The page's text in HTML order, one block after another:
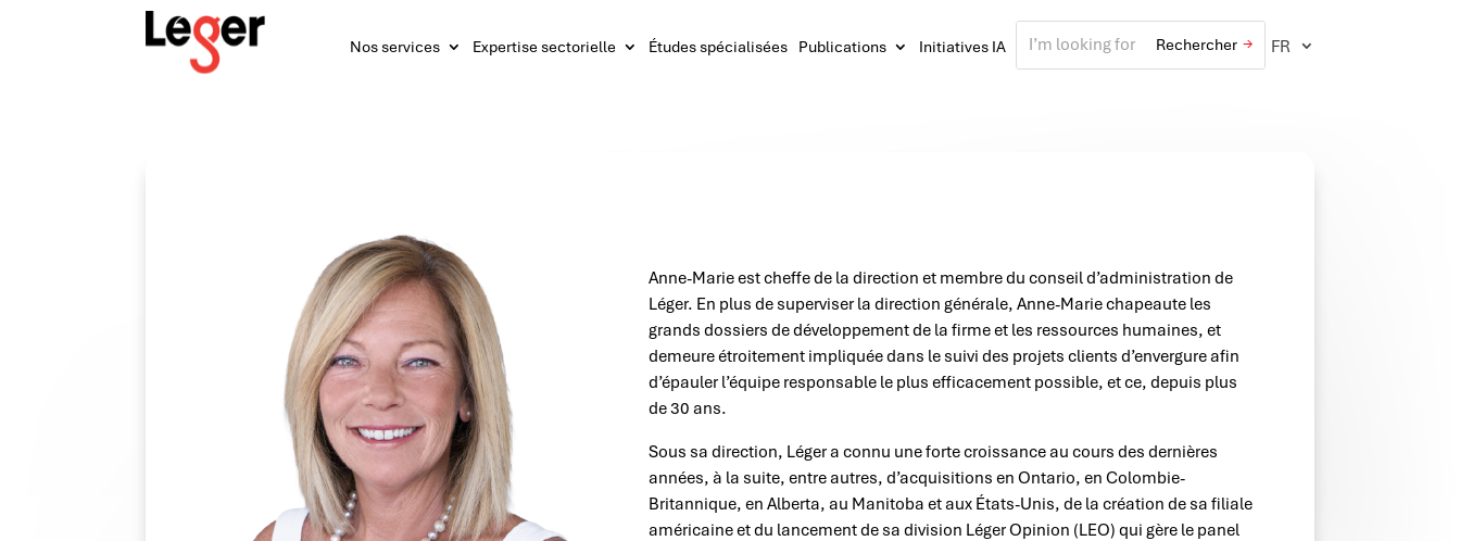
Nos services Expertise sectorielle Études spécialisées Publications Initiatives IA FR
Anne-Marie est cheffe de la direction et membre du conseil d’administration de
Léger. En plus de superviser la direction générale, Anne-Marie chapeaute les
grands dossiers de développement de la firme et les ressources humaines, et
demeure étroitement impliquée dans le suivi des projets clients d’envergure afin
d’épauler l’équipe responsable le plus efficacement possible, et ce, depuis plus
de 30 ans.
Sous sa direction, Léger a connu une forte croissance au cours des dernières
années, à la suite, entre autres, d’acquisitions en Ontario, en Colombie-
Britannique, en Alberta, au Manitoba et aux États-Unis, de la création de sa filiale
américaine et du lancement de sa division Léger Opinion (LEO) qui gère le panel